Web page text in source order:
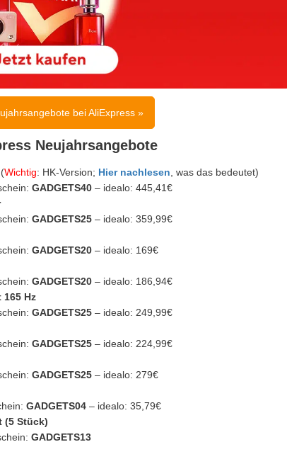
bei AliExpress »
Neujahrsangebote
(Wichtig: HK-Version; Hier nachlesen , was das bedeutet)
GADGETS40 – idealo: 445,41€
GADGETS25 – idealo: 359,99€
GADGETS20 – idealo: 169€
GADGETS20 – idealo: 186,94€
165 Hz
GADGETS25 – idealo: 249,99€
GADGETS25 – idealo: 224,99€
GADGETS25 – idealo: 279€
GADGETS04 – idealo: 35,79€
(5 Stück)
GADGETS13